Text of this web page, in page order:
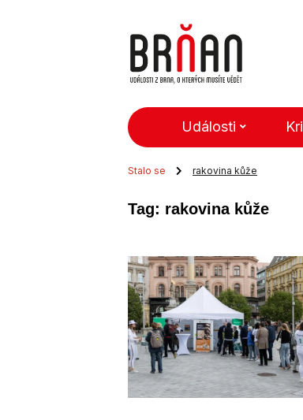
Události
Stalo se rakovina kůže
Tag: rakovina kůže